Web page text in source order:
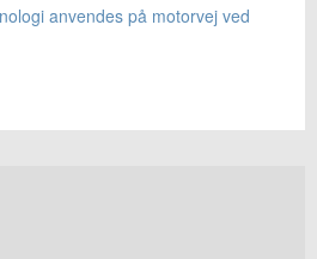
anvendes på motorvej ved